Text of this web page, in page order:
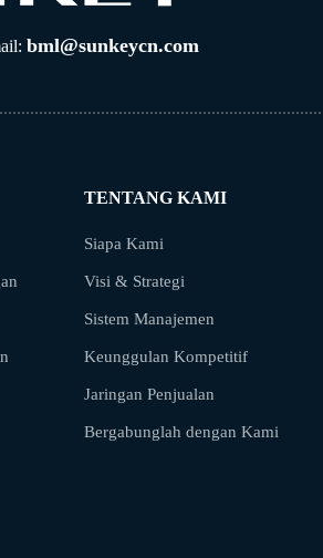
bml@sunkeycn.com
TENTANG KAMI
Siapa Kami
Visi & Strategi
Sistem Manajemen
Keunggulan Kompetitif
Jaringan Penjualan
Bergabunglah dengan Kami